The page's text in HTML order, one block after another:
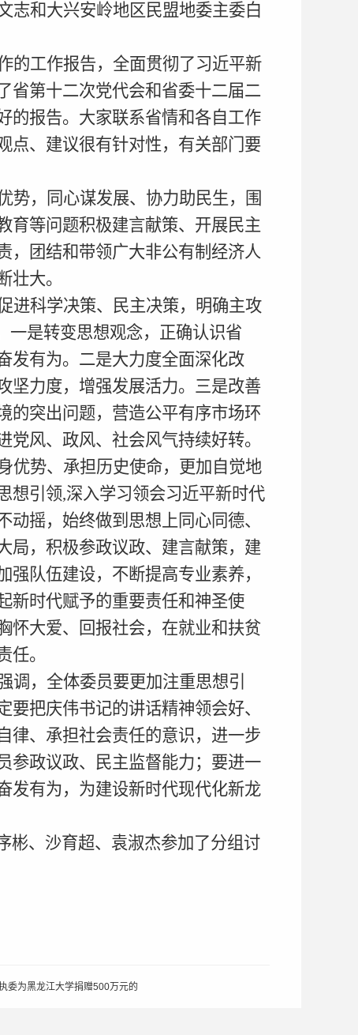
志和大兴安岭地区民盟地委主委白
的工作报告，全面贯彻了习近平新
省第十二次党代会和省委十二届二
的报告。大家联系省情和各自工作
点、建议很有针对性，有关部门要
势，同心谋发展、协力助民生，围
育等问题积极建言献策、开展民主
，团结和带领广大非公有制经济人
壮大。
进科学决策、民主决策，明确主攻
一是转变思想观念，正确认识省
发有为。二是大力度全面深化改
坚力度，增强发展活力。三是改善
的突出问题，营造公平有序市场环
党风、政风、社会风气持续好转。
优势、承担历史使命，更加自觉地
想引领,深入学习领会习近平新时代
摇，始终做到思想上同心同德、
局，积极参政议政、建言献策，建
队伍建设，不断提高专业素养，
新时代赋予的重要责任和神圣使
怀大爱、回报社会，在就业和扶贫
任。
调，全体委员要更加注重思想引
把庆伟书记的讲话精神领会好、
律、承担社会责任的意识，进一步
参政议政、民主监督能力；要进一
发有为，为建设新时代现代化新龙
彬、沙育超、袁淑杰参加了分组讨
委为黑龙江大学捐赠500万元的